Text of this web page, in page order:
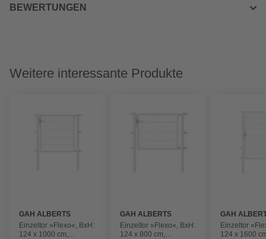
BEWERTUNGEN
Weitere interessante Produkte
GAH ALBERTS
Einzeltor »Flexo«, BxH:
124 x 1000 cm,
GAH ALBERTS
Einzeltor »Flexo«, BxH:
124 x 800 cm,
GAH
Einzeltor
124 x 1600